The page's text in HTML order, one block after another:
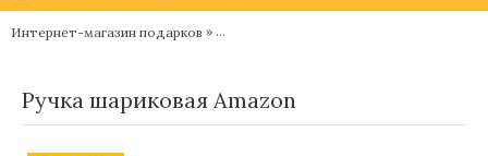
Интернет-магазин подарков » Дизайнерские шариковые и перьевые
Ручка шариковая Amazon